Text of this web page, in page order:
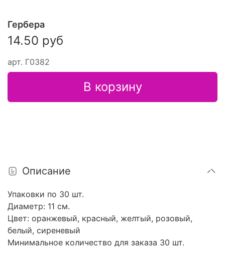
арт. Г0382
Гербера
14.50 руб
В корзину
Описание
Упаковки по 30 шт.
Диаметр: 11 см.
Цвет: оранжевый, красный, желтый, розовый,
белый, сиреневый
Минимальное количество для заказа 30 шт.